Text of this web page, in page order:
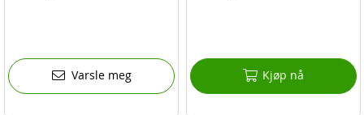
Varsle meg Kjøp nå